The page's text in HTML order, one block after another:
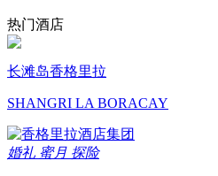
热门酒店
长滩岛香格里拉
SHANGRI LA BORACAY
婚礼 蜜月 探险